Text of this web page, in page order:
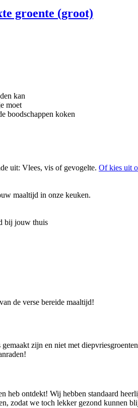
groente (groot)
kan
moet
boodschappen koken
uit: Vlees, vis of gevogelte. Of kies uit
maaltijd in onze keuken.
bij jouw thuis
de verse bereide maaltijd!
zijn en niet met
heb ontdekt! Wij hebben standaard
zodat we toch lekker gezond kunnen